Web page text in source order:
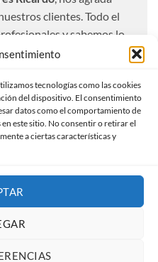
tecnologías como las cookies
del dispositivo. El consentimiento
datos como el comportamiento de
este sitio. No consentir o retirar el
a ciertas características y
clientes. Todo el
y sabemos lo
entrega óptima. Es por
urgente con la
indicándonos el
lo entregaremos en las